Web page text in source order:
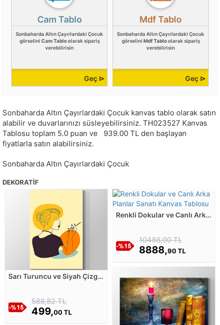
Cam Tablo
Sonbaharda Altın Çayırlardaki Çocuk
görselini Cam Tabloolarak sipariş
verebilirisin
Geç ⊳
Mdf Tablo
Sonbaharda Altın Çayırlardaki Çocuk
görselini Mdf Tabloolarak sipariş
verebilirisin
Geç ⊳
Sonbaharda Altın Çayırlardaki Çocuk kanvas tablo olarak satın
alabilir ve duvarlarınızı süsleyebilirsiniz. TH023527 Kanvas
Tablosu toplam 5.0 puan ve 939.00 TL den başlayan
fiyatlarla satın alabilirsiniz.
Sonbaharda Altın Çayırlardaki Çocuk
DEKORATIF
Sarı Turuncu ve Siyah Çizgi
588,82 TL
499,00 TL
Renkli Dokular ve Canlı Arka
10488,90 TL
8888,90 TL